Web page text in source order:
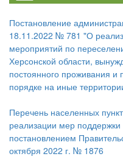
Постановление
18.11.2022 № 781 "О
мероприятий по
Херсонской области,
постоянного проживания
порядке на иные
Перечень населенных
реализации мер
постановлением
октября 2022 г. № 1876